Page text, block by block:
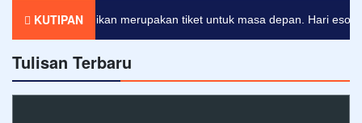
KUTIPAN
Pendidikan merupakan tiket untuk masa depan. Hari esok
Tulisan Terbaru